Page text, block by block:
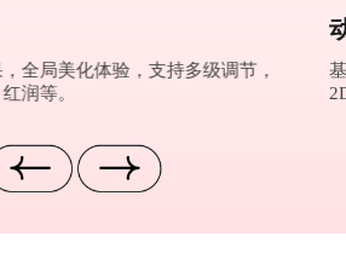
全局美化体验，支持多级调节，
润等。